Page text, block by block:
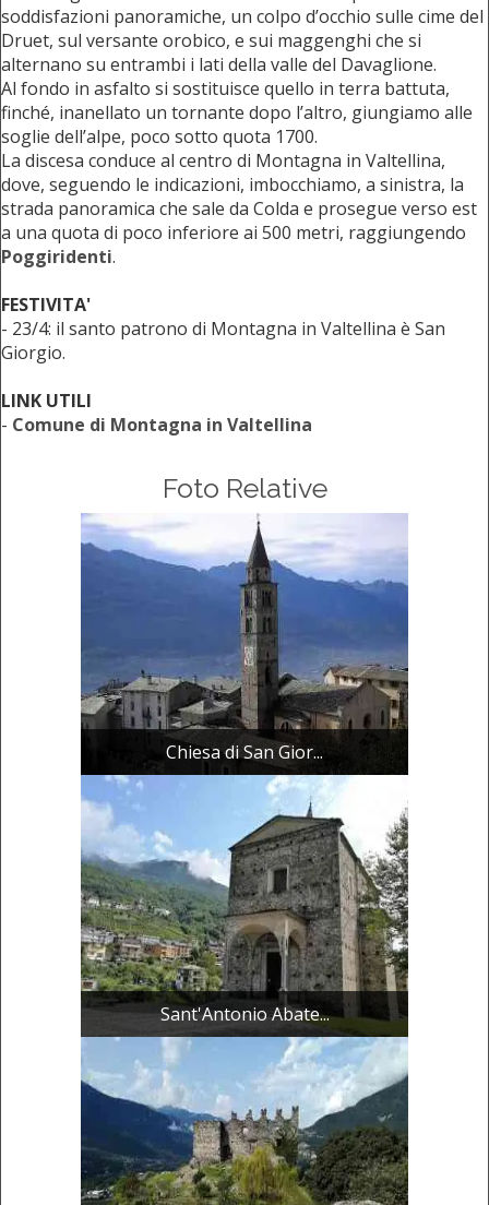
soddisfazioni panoramiche, un colpo d’occhio sulle cime del
Druet, sul versante orobico, e sui maggenghi che si
alternano su entrambi i lati della valle del Davaglione.
Al fondo in asfalto si sostituisce quello in terra battuta,
finché, inanellato un tornante dopo l’altro, giungiamo alle
soglie dell’alpe, poco sotto quota 1700.
La discesa conduce al centro di Montagna in Valtellina,
dove, seguendo le indicazioni, imbocchiamo, a sinistra, la
strada panoramica che sale da Colda e prosegue verso est
a una quota di poco inferiore ai 500 metri, raggiungendo
Poggiridenti.
FESTIVITA'
- 23/4: il santo patrono di Montagna in Valtellina è San
Giorgio.
LINK UTILI
- Comune di Montagna in Valtellina
Foto Relative
Chiesa di San Gior...
Sant'Antonio Abate...